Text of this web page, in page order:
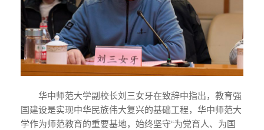
华中师范大学副校长刘三女牙在致辞中指出，教育强
国建设是实现中华民族伟大复兴的基础工程，华中师范大
学作为师范教育的重要基地，始终坚守“为党育人、为国